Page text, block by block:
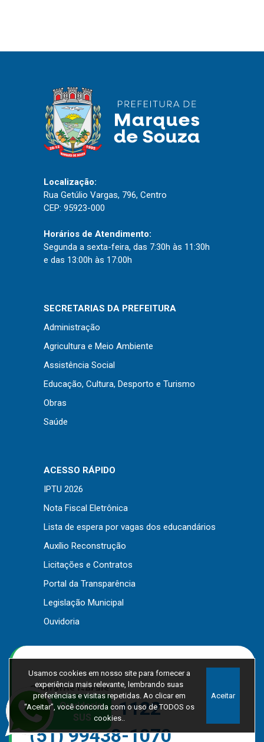
Usamos cookies em nosso site para fornecer a
experiência mais relevante, lembrando suas
preferências e visitas repetidas. Ao clicar em
“Aceitar”, você concorda com o uso de TODOS os
cookies..
Aceitar
Localização:
Rua Getúlio Vargas, 796, Centro
CEP: 95923-000
Horários de Atendimento:
Segunda a sexta-feira, das 7:30h às 11:30h
e das 13:00h às 17:00h
SECRETARIAS DA PREFEITURA
Administração
Agricultura e Meio Ambiente
Assistência Social
Educação, Cultura, Desporto e Turismo
Obras
Saúde
ACESSO RÁPIDO
IPTU 2026
Nota Fiscal Eletrônica
Lista de espera por vagas dos educandários
Auxílio Reconstrução
Licitações e Contratos
Portal da Transparência
Legislação Municipal
Ouvidoria
Contatos Gerais
(51) 3705-1122
(51) 99438-1070